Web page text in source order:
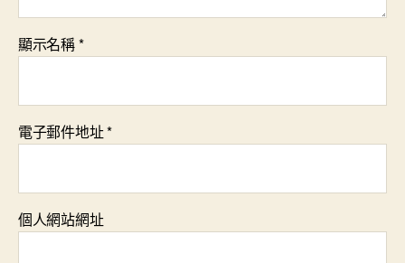
顯示名稱*
電子郵件地址*
個人網站網址